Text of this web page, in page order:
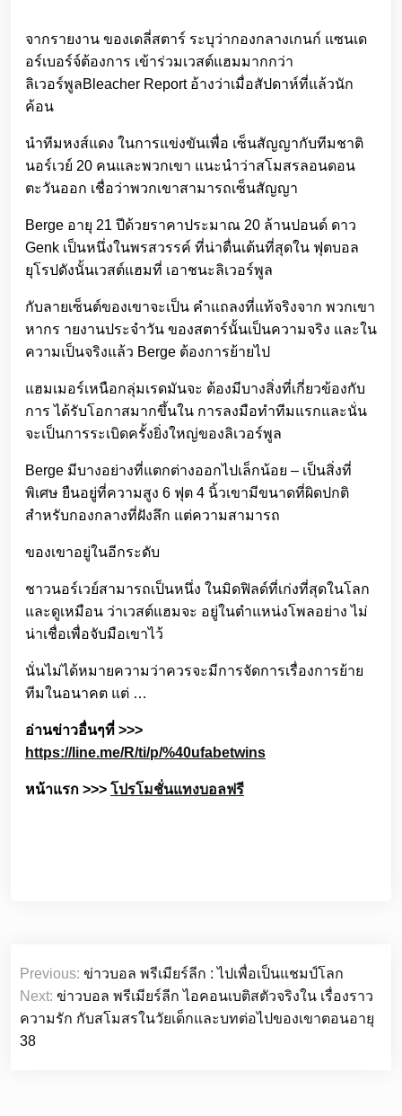
จากรายงาน ของเดลี่สตาร์ ระบุว่ากองกลางเกนก์ แซนเด
อร์เบอร์จ์ต้องการ เข้าร่วมเวสต์แฮมมากกว่า
ลิเวอร์พูลBleacher Report อ้างว่าเมื่อสัปดาห์ที่แล้วนัก
ค้อน
นำทีมหงส์แดง ในการแข่งขันเพื่อ เซ็นสัญญากับทีมชาติ
นอร์เวย์ 20 คนและพวกเขา แนะนำว่าสโมสรลอนดอน
ตะวันออก เชื่อว่าพวกเขาสามารถเซ็นสัญญา
Berge อายุ 21 ปีด้วยราคาประมาณ 20 ล้านปอนด์ ดาว
Genk เป็นหนึ่งในพรสวรรค์ ที่น่าตื่นเต้นที่สุดใน ฟุตบอล
ยุโรปดังนั้นเวสต์แฮมที่ เอาชนะลิเวอร์พูล
กับลายเซ็นต์ของเขาจะเป็น คำแถลงที่แท้จริงจาก พวกเขา
หากร ายงานประจำวัน ของสตาร์นั้นเป็นความจริง และใน
ความเป็นจริงแล้ว Berge ต้องการย้ายไป
แฮมเมอร์เหนือกลุ่มเรดมันจะ ต้องมีบางสิ่งที่เกี่ยวข้องกับ
การ ได้รับโอกาสมากขึ้นใน การลงมือทำทีมแรกและนั่น
จะเป็นการระเบิดครั้งยิ่งใหญ่ของลิเวอร์พูล
Berge มีบางอย่างที่แตกต่างออกไปเล็กน้อย – เป็นสิ่งที่
พิเศษ ยืนอยู่ที่ความสูง 6 ฟุต 4 นิ้วเขามีขนาดที่ผิดปกติ
สำหรับกองกลางที่ฝังลึก แต่ความสามารถ
ของเขาอยู่ในอีกระดับ
ชาวนอร์เวย์สามารถเป็นหนึ่ง ในมิดฟิลด์ที่เก่งที่สุดในโลก
และดูเหมือน ว่าเวสต์แฮมจะ อยู่ในตำแหน่งโพลอย่าง ไม่
น่าเชื่อเพื่อจับมือเขาไว้
นั่นไม่ได้หมายความว่าควรจะมีการจัดการเรื่องการย้าย
ทีมในอนาคต แต่ …
อ่านข่าวอื่นๆที่ >>>
https://line.me/R/ti/p/%40ufabetwins
หน้าแรก >>> โปรโมชั่นแทงบอลฟรี
เมนู
นำทาง
เรื่อง
Previous: ข่าวบอล พรีเมียร์ลีก : ไปเพื่อเป็นแชมป์โลก
Next: ข่าวบอล พรีเมียร์ลีก ไอคอนเบติสตัวจริงใน เรื่องราว
ความรัก กับสโมสรในวัยเด็กและบทต่อไปของเขาตอนอายุ
38